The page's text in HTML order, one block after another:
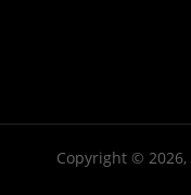
Copyright © 2026,